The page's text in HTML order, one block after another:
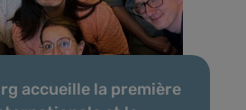
accueille la première